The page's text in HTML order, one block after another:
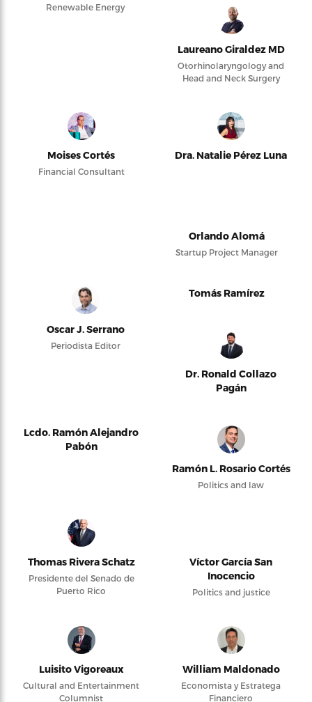
Renewable Energy
Laureano Giraldez MD
Otorhinolaryngology and
Head and Neck Surgery
Moises Cortés
Financial Consultant
Dra. Natalie Pérez Luna
Orlando Alomá
Startup Project Manager
Oscar J. Serrano
Periodista Editor
Tomás Ramírez
Dr. Ronald Collazo
Pagán
Lcdo. Ramón Alejandro
Pabón
Ramón L. Rosario Cortés
Politics and law
Thomas Rivera Schatz
Presidente del Senado de
Puerto Rico
Víctor García San
Inocencio
Politics and justice
Luisito Vigoreaux
Cultural and Entertainment
Columnist
William Maldonado
Economista y Estratega
Financiero